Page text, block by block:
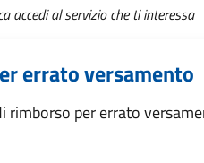
accedi al servizio che ti interessa
errato versamento
rimborso per errato